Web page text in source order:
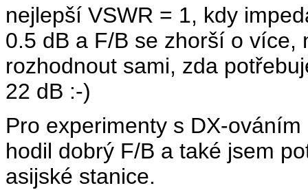
nejlepší VSWR = 1, kdy
0.5 dB a F/B se zhorší o více,
rozhodnout sami, zda
22 dB :-)
Pro experimenty s DX-
hodil dobrý F/B a také jsem
asijské stanice.